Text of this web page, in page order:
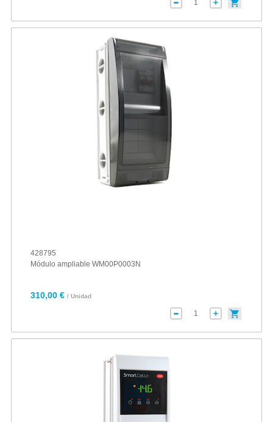
428795
Módulo ampliable WM00P0003N
310,00 € / Unidad